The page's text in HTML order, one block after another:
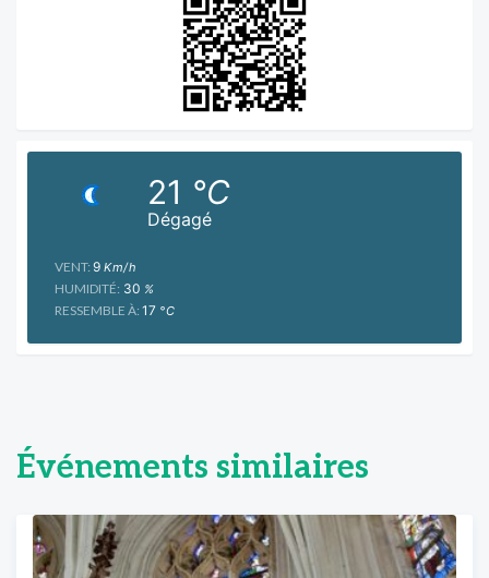
Dégagé
21 °C
VENT: 9 Km/h
HUMIDITÉ: 30 %
RESSEMBLE À: 17 °C
Événements similaires